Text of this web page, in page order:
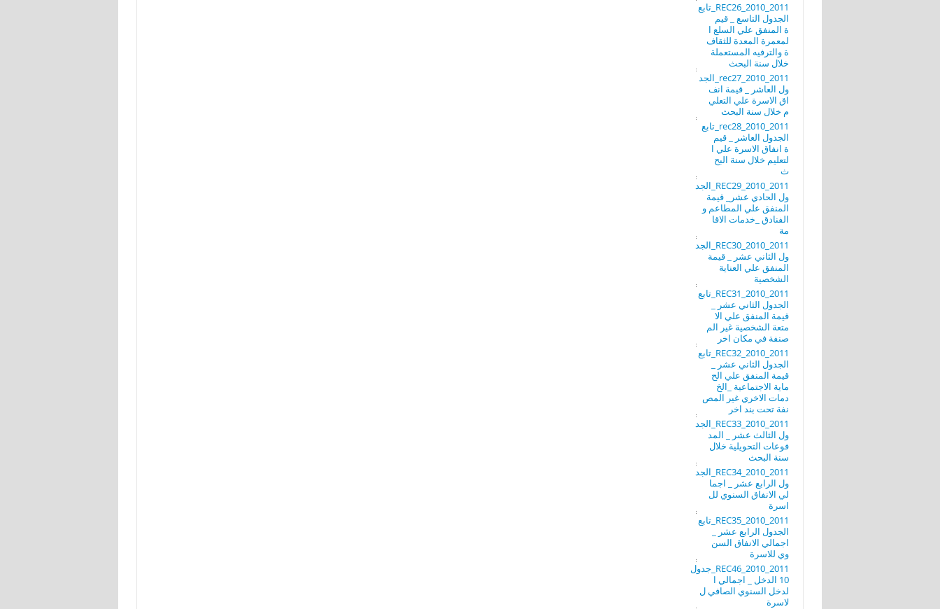
REC26_2010_2011_تابع
الجدول التاسع _ قيم
ة المنفق علي السلع ا
لمعمرة المعدة للثقاف
ة والترفيه المستعملة
خلال سنة البحث
rec27_2010_2011_الجد
ول العاشر _ قيمة انف
اق الاسرة علي التعلي
م خلال سنة البحث
rec28_2010_2011_تابع
الجدول العاشر _ قيم
ة انفاق الاسرة علي ا
لتعليم خلال سنة البح
ث
REC29_2010_2011_الجد
ول الحادي عشر_ قيمة
المنفق علي المطاعم و
الفنادق _خدمات الاقا
مة
REC30_2010_2011_الجد
ول الثاني عشر _ قيمة
المنفق علي العناية
الشخصية
REC31_2010_2011_تابع
الجدول الثاني عشر _
قيمة المنفق علي الا
متعة الشخصية غير الم
صنفة في مكان اخر
REC32_2010_2011_تابع
الجدول الثاني عشر _
قيمة المنفق علي الح
ماية الاجتماعية _الخ
دمات الاخري غير المص
نفة تحت بند اخر
REC33_2010_2011_الجد
ول الثالث عشر _ المد
فوعات التحويلية خلال
سنة البحث
REC34_2010_2011_الجد
ول الرابع عشر _ اجما
لي الانفاق السنوي لل
اسرة
REC35_2010_2011_تابع
الجدول الرابع عشر _
اجمالي الانفاق السن
وي للاسرة
REC46_2010_2011_جدول
10 الدخل _ اجمالي ا
لدخل السنوي الصافي ل
لاسرة